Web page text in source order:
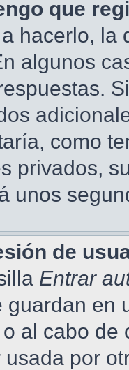
que
hacerlo, la
algunos
como
privados,
unos
de
Entrar
guardan en
al cabo de
por